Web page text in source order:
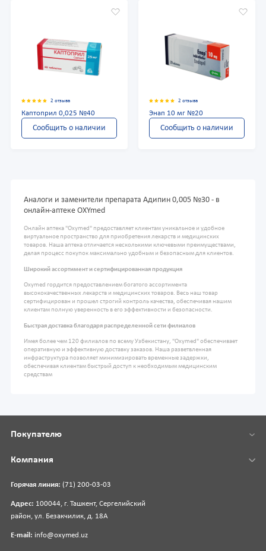
2 отзыва
Каптоприл 0,025 №40
Сообщить о наличии
2 отзыва
Энап 10 мг №20
Сообщить о наличии
Аналоги и заменители препарата Адипин 0,005 №30 - в
онлайн-аптеке OXYmed
Онлайн аптека "Oxymed" предоставляет клиентам уникальное и удобное
виртуальное пространство для приобретения лекарств и медицинских
товаров. Наша аптека отличается несколькими ключевыми преимуществами,
делая процесс покупок максимально удобным и безопасным для клиентов.
Широкий ассортимент и сертифицированная продукция
Oxymed гордится предоставлением богатого ассортимента
высококачественных лекарств и медицинских товаров. Весь наш товар
сертифицирован и прошел строгий контроль качества, обеспечивая нашим
клиентам полную уверенность в его эффективности и безопасности.
Быстрая доставка благодаря распределенной сети филиалов
Имея более чем 120 филиалов по всему Узбекистану, "Oxymed" обеспечивает
оперативную и эффективную доставку заказов. Наша разветвленная
инфраструктура позволяет минимизировать временные задержки,
обеспечивая клиентам быстрый доступ к необходимым медицинским
средствам
Горячая линия: (71) 200-03-03
Адрес: 100044, г. Ташкент, Сергелийский
район, ул. Безакчилик, д. 18А
E-mail: info@oxymed.uz
Покупателю
Компания